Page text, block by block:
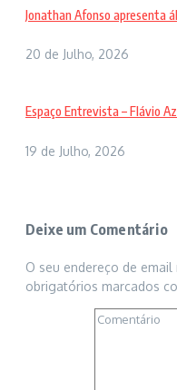
Jonathan Afonso apresenta
20 de Julho, 2026
Espaço Entrevista – Flávio
19 de Julho, 2026
Deixe um Comentário
O seu endereço de
obrigatórios marcados